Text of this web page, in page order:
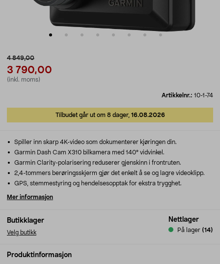
4 849,00
3 790,00
(inkl. moms)
Artikkelnr.: 10-1-74
Tilbudet går ut om 8 dager, 16.08.2026
Butikklager
Velg butikk
Nettlager
På lager (14)
Spiller inn skarp 4K-video som dokumenterer kjøringen din.
Garmin Dash Cam X310 bilkamera med 140° vidvinkel.
Garmin Clarity-polarisering reduserer gjenskinn i frontruten.
2,4-tommers berøringsskjerm gjør det enkelt å se og lagre videoklipp.
GPS, stemmestyring og hendelsesopptak for ekstra trygghet.
Mer informasjon
Produktinformasjon